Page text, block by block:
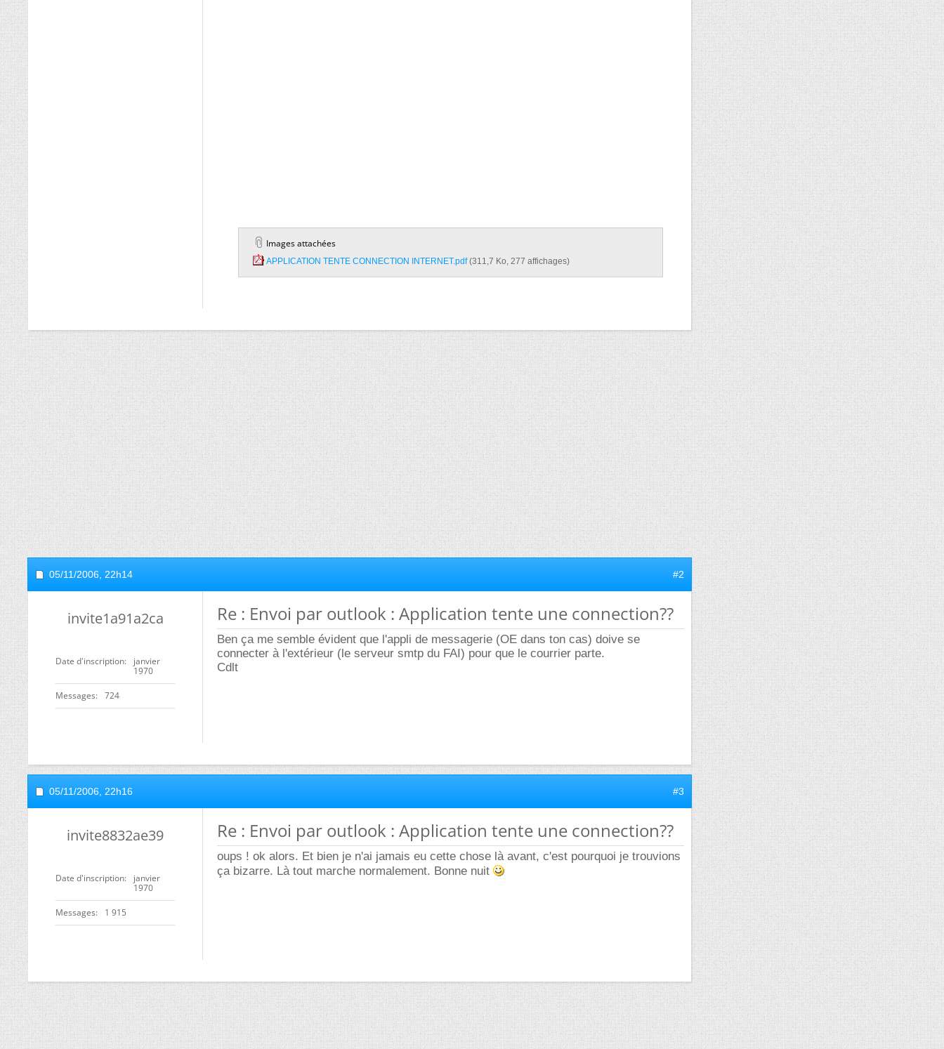
Images attachées
APPLICATION TENTE CONNECTION INTERNET.pdf‎ (311,7 Ko, 277 affichages)
05/11/2006, 22h14 #2
invite1a91a2ca
Date d'inscription
janvier
1970
Messages 724
Re : Envoi par outlook : Application tente une connection??
Ben ça me semble évident que l'appli de messagerie (OE dans ton cas) doive se
connecter à l'extérieur (le serveur smtp du FAI) pour que le courrier parte.
Cdlt
05/11/2006, 22h16 #3
invite8832ae39
Date d'inscription
janvier
1970
Messages 1 915
Re : Envoi par outlook : Application tente une connection??
oups ! ok alors. Et bien je n'ai jamais eu cette chose là avant, c'est pourquoi je trouvions
ça bizarre. Là tout marche normalement. Bonne nuit